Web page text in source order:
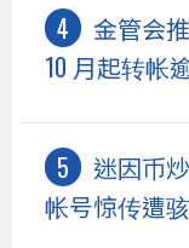
金管会
10 月起转帐
迷因币
帐号惊传遭